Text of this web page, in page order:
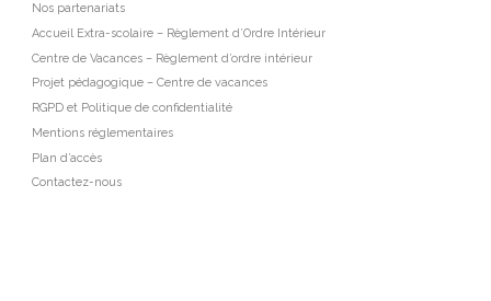
Nos partenariats
Accueil Extra-scolaire – Règlement d’Ordre Intérieur
Centre de Vacances – Règlement d’ordre intérieur
Projet pédagogique – Centre de vacances
RGPD et Politique de confidentialité
Mentions réglementaires
Plan d’accès
Contactez-nous